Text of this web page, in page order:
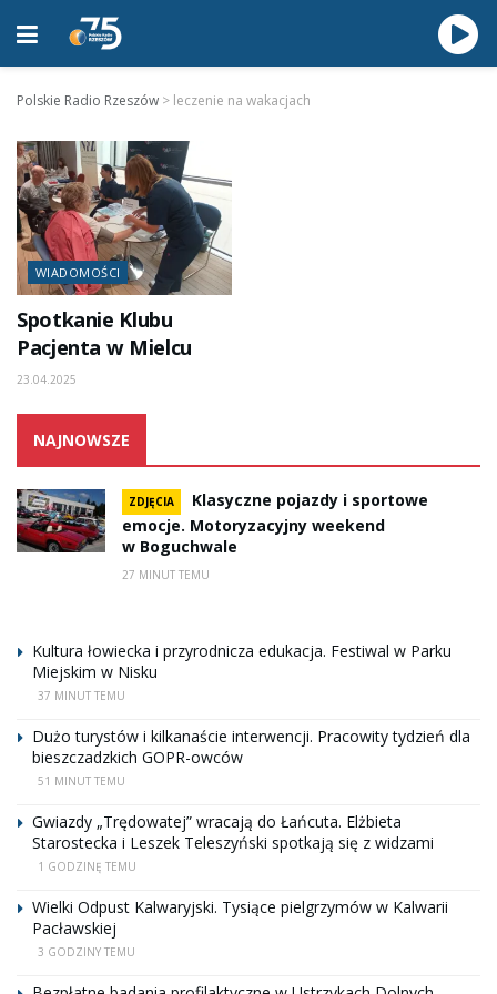
Polskie Radio Rzeszów > leczenie na wakacjach
WIADOMOŚCI
Spotkanie Klubu
Pacjenta w Mielcu
23.04.2025
NAJNOWSZE
ZDJĘCIA
Klasyczne pojazdy i sportowe
emocje. Motoryzacyjny weekend
w Boguchwale
27 MINUT TEMU
Kultura łowiecka i przyrodnicza edukacja. Festiwal w Parku
Miejskim w Nisku
37 MINUT TEMU
Dużo turystów i kilkanaście interwencji. Pracowity tydzień dla
bieszczadzkich GOPR-owców
51 MINUT TEMU
Gwiazdy „Trędowatej” wracają do Łańcuta. Elżbieta
Starostecka i Leszek Teleszyński spotkają się z widzami
1 GODZINĘ TEMU
Wielki Odpust Kalwaryjski. Tysiące pielgrzymów w Kalwarii
Pacławskiej
3 GODZINY TEMU